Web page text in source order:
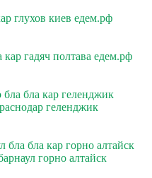
глухов киев едем.рф
кар гадяч полтава едем.рф
бла бла кар геленджик
геленджик
бла бла кар горно алтайск
горно алтайск